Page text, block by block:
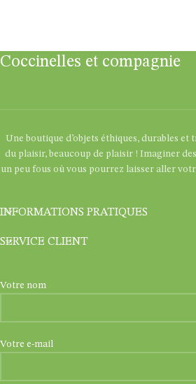
Coccinelles et compagnie
Une boutique d’objets éthiques, durables et
du plaisir, beaucoup de plaisir ! Imaginer
un peu fous où vous pourrez laisser aller
INFORMATIONS PRATIQUES
SERVICE CLIENT
Votre nom
Votre e-mail